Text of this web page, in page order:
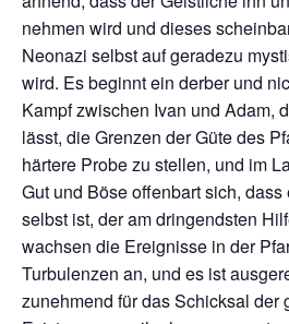
nehmen wird und dieses
Neonazi selbst auf geradezu
wird. Es beginnt ein derber und
Kampf zwischen Ivan und Adam,
lässt, die Grenzen der Güte des
härtere Probe zu stellen, und im
Gut und Böse offenbart sich,
selbst ist, der am dringendsten
wachsen die Ereignisse in der
Turbulenzen an, und es ist
zunehmend für das Schicksal der